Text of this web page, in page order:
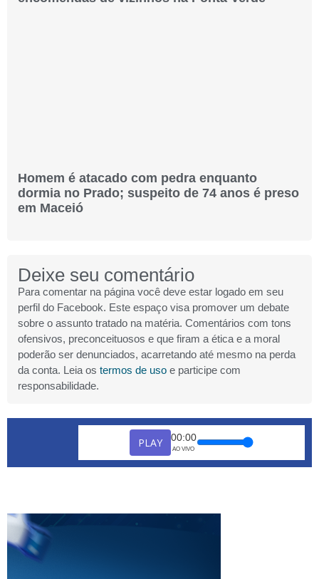
Homem é atacado com pedra enquanto
dormia no Prado; suspeito de 74 anos é preso
em Maceió
Deixe seu comentário
Para comentar na página você deve estar logado em seu
perfil do Facebook. Este espaço visa promover um debate
sobre o assunto tratado na matéria. Comentários com tons
ofensivos, preconceituosos e que firam a ética e a moral
poderão ser denunciados, acarretando até mesmo na perda
da conta. Leia os termos de uso e participe com
responsabilidade.
PLAY 00:00
AO VIVO